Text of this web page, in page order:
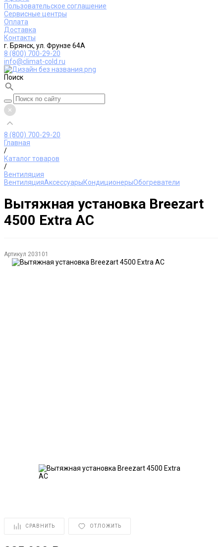
Пользовательское соглашение
Сервисные центры
Оплата
Доставка
Контакты
г. Брянск, ул. Фрунзе 64А
8 (800) 700-29-20
info@climat-cold.ru
Поиск
8 (800) 700-29-20
Главная
/
Каталог товаров
/
Вентиляция
ВентиляцияАксессуарыКондиционерыОбогреватели
Вытяжная установка Breezart
4500 Extra AC
Артикул 203101
СРАВНИТЬ ОТЛОЖИТЬ